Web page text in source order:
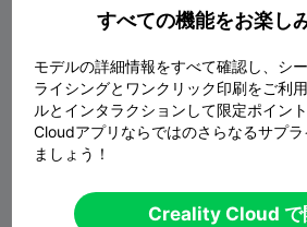
すべての機能をお楽し
モデルの詳細情報をすべて確認し、シ
ライシングとワンクリック印刷をご利
ルとインタラクションして限定ポイン
Cloudアプリならではのさらなるサプ
ましょう！
Creality Cloud で